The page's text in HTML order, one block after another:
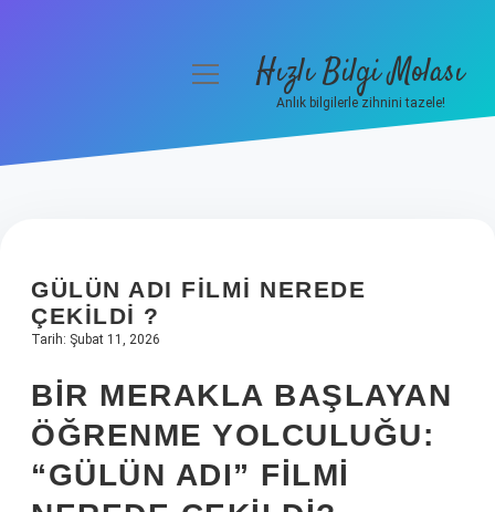
Hakkımızda
menüyüHızlı Bilgi Molası
Anlık bilgilerle zihnini tazele!
GÜLÜN ADI FILMI NEREDE
ÇEKILDI ?
Tarih: Şubat 11, 2026
BIR MERAKLA BAŞLAYAN
ÖĞRENME YOLCULUĞU:
“GÜLÜN ADI” FILMI